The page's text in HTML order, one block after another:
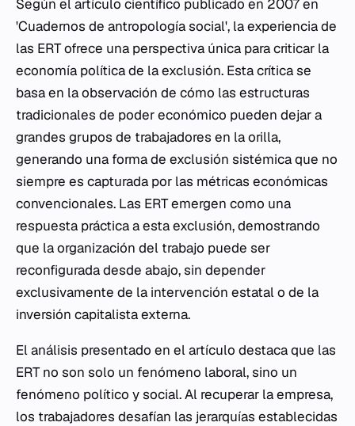
Según el artículo científico publicado en 2007 en
'Cuadernos de antropología social', la experiencia de
las ERT ofrece una perspectiva única para criticar la
economía política de la exclusión. Esta crítica se
basa en la observación de cómo las estructuras
tradicionales de poder económico pueden dejar a
grandes grupos de trabajadores en la orilla,
generando una forma de exclusión sistémica que no
siempre es capturada por las métricas económicas
convencionales. Las ERT emergen como una
respuesta práctica a esta exclusión, demostrando
que la organización del trabajo puede ser
reconfigurada desde abajo, sin depender
exclusivamente de la intervención estatal o de la
inversión capitalista externa.
El análisis presentado en el artículo destaca que las
ERT no son solo un fenómeno laboral, sino un
fenómeno político y social. Al recuperar la empresa,
los trabajadores desafían las jerarquías establecidas